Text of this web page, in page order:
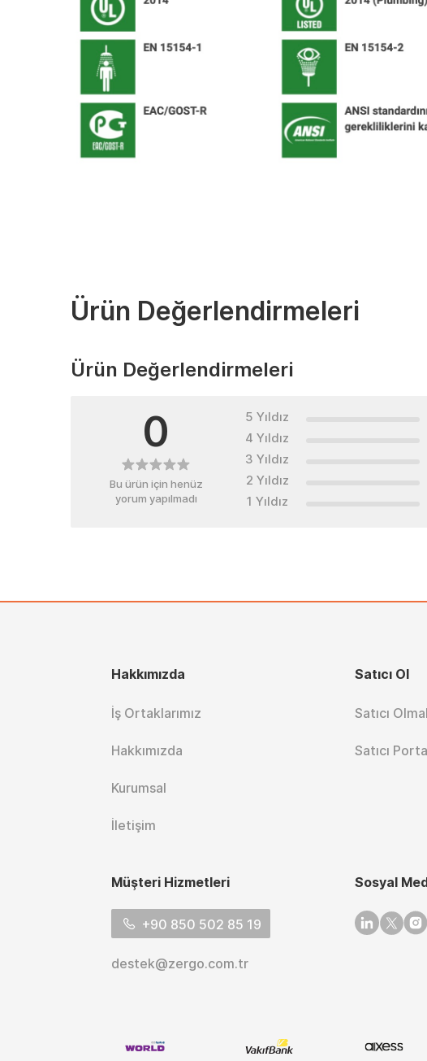
Ürün Değerlendirmeleri
Ürün Değerlendirmeleri
0
Bu ürün için henüz
yorum yapılmadı
5 Yıldız
4 Yıldız
3 Yıldız
2 Yıldız
1 Yıldız
Hakkımızda
İş Ortaklarımız
Hakkımızda
Kurumsal
İletişim
Satıcı Ol
Satıcı
Satıcı
Müşteri Hizmetleri
+90 850 502 85 19
destek@zergo.com.tr
Sosyal
Linkedin
Twitter